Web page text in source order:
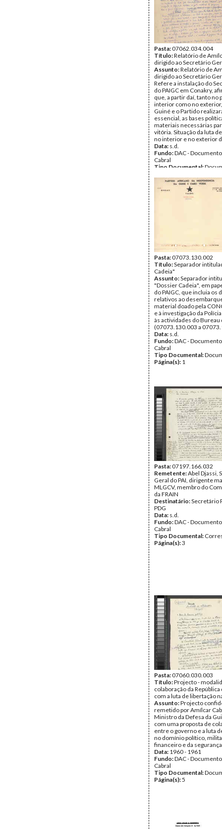
Pasta:07062.034.004
Título:Relatório de
dirigido ao Secretário
Assunto:Relatório de
dirigido ao Secretário
Refere a instalação do
do PAIGC em Conakry,
que, a partir daí, tanto no
interior como no exterior,
Guiné e o Partido
essencial, as bases
materiais necessárias
vitória. Situação da luta
no interior e no exterior
Data: s.d.
Fundo:DAC -
Cabral
Tipo Documental:
Pasta:07073.130.002
Título:Separador
Cadeia"
Assunto:Separador
"Dossier Cadeia", em
do PAIGC, que incluia os
relativos ao
material doado pela
e à investigação da
às actividades do Bureau
(07073.130.003 a
Data: s.d.
Fundo:DAC -
Cabral
Tipo Documental:
Página(s): 1
Pasta:07197.166.032
Remetente:Abel Djassi,
Geral do PAI, dirigente
MLGCV, membro do
da FRAIN
Destinatário:Secretário
PDG
Data: s.d.
Fundo:DAC -
Cabral
Tipo Documental:
Página(s):3
Pasta:07060.030.003
Título:Projecto -
colaboração da República
com a luta de libertação
Assunto:Projecto
remetido por Amílcar
Ministro da Defesa da
com uma proposta de
entre o governo e a luta
no domínio político,
financeiro e da
Data: 1960 - 1961
Fundo:DAC -
Cabral
Tipo Documental:
Página(s):5